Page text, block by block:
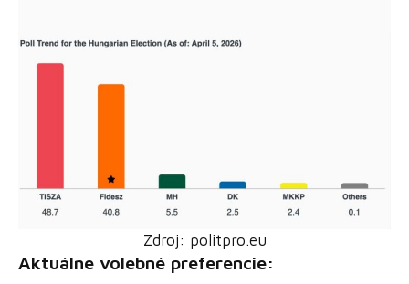
Zdroj: politpro.eu
Aktuálne volebné preferencie: